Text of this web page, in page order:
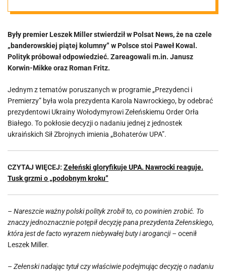
odpowiedzieć.
Do dyskusji
włączył się
Korwin-Mikke
Były premier Leszek Miller stwierdził w Polsat News, że na czele
„banderowskiej piątej kolumny” w Polsce stoi Paweł Kowal.
Polityk próbował odpowiedzieć. Zareagowali m.in. Janusz
Korwin-Mikke oraz Roman Fritz.
Jednym z tematów poruszanych w programie „Prezydenci i
Premierzy” była wola prezydenta Karola Nawrockiego, by odebrać
prezydentowi Ukrainy Wołodymyrowi Zełeńskiemu Order Orła
Białego. To pokłosie decyzji o nadaniu jednej z jednostek
ukraińskich Sił Zbrojnych imienia „Bohaterów UPA”.
CZYTAJ WIĘCEJ: Zełeński gloryfikuje UPA. Nawrocki reaguje.
Tusk grzmi o „podobnym kroku”
– Nareszcie ważny polski polityk zrobił to, co powinien zrobić. To
znaczy jednoznacznie potępił decyzję pana prezydenta Zełenskiego,
która jest de facto wyrazem niebywałej buty i arogancji – ocenił
Leszek Miller.
– Zełenski nadając tytuł czy właściwie podejmując decyzję o nadaniu